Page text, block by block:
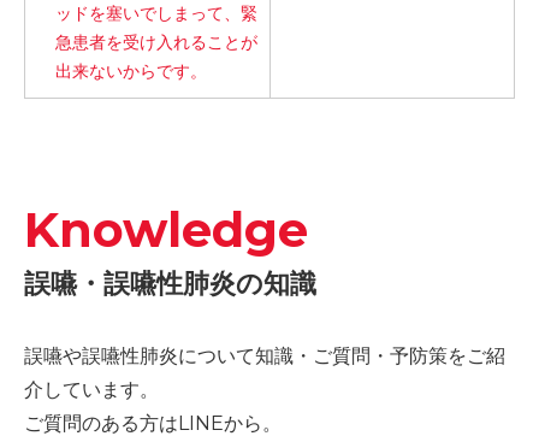
ッドを塞いでしまって、緊
急患者を受け入れることが
出来ないからです。
Knowledge
誤嚥・誤嚥性肺炎の知識
誤嚥や誤嚥性肺炎について知識・ご質問・予防策をご紹
介しています。
ご質問のある方はLINEから。